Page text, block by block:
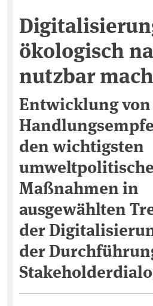
ökologisch
nutzbar
Entwicklung von
den wichtigsten
Maßnahmen in
ausgewählten
der
der